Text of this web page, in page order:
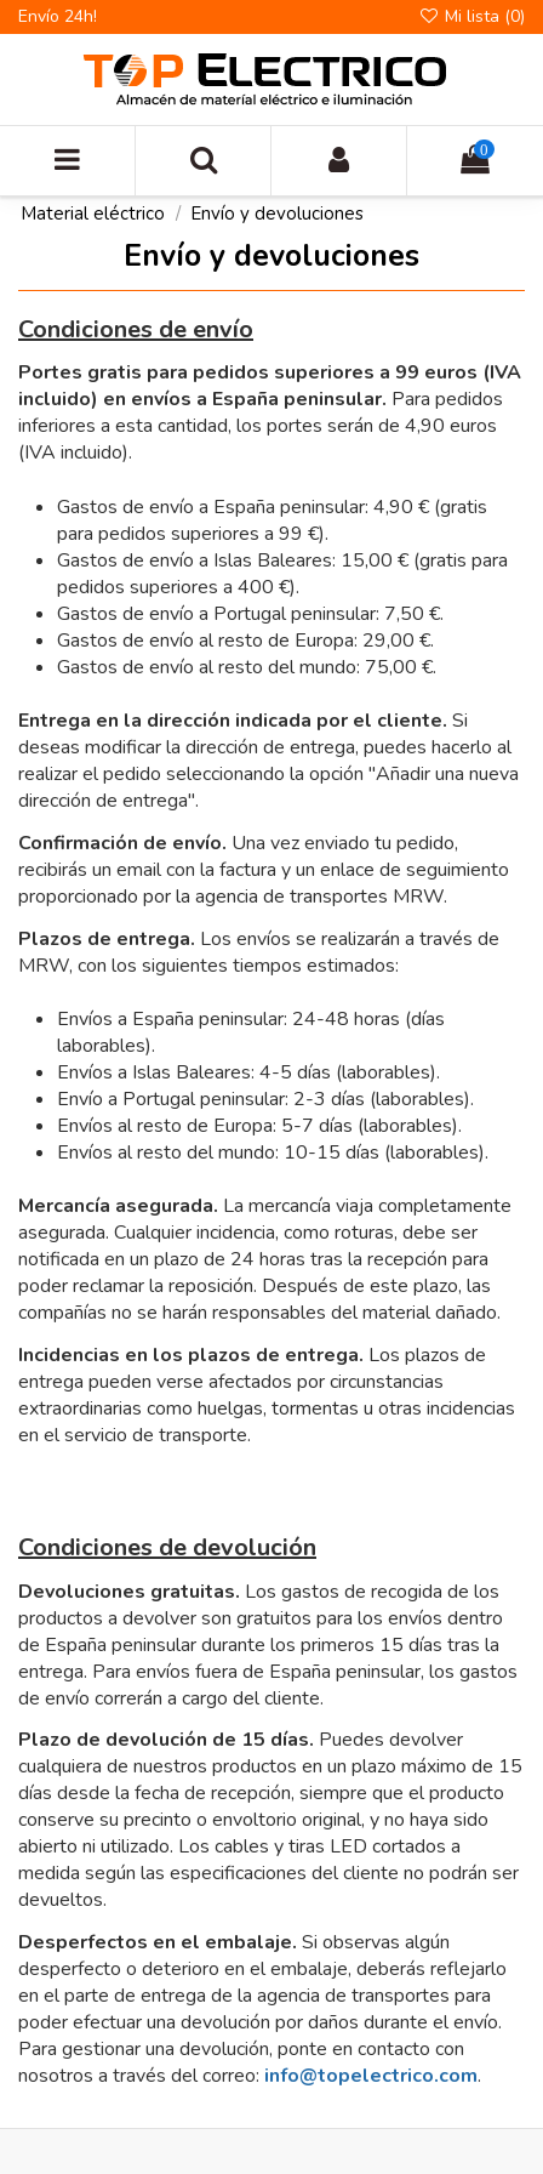
Envío 24h! Mi lista (0)
0
Material eléctrico Envío y devoluciones
Envío y devoluciones
Condiciones de envío
Portes gratis para pedidos superiores a 99 euros (IVA
incluido) en envíos a España peninsular. Para pedidos
inferiores a esta cantidad, los portes serán de 4,90 euros
(IVA incluido).
Gastos de envío a España peninsular: 4,90 € (gratis
para pedidos superiores a 99 €).
Gastos de envío a Islas Baleares: 15,00 € (gratis para
pedidos superiores a 400 €).
Gastos de envío a Portugal peninsular: 7,50 €.
Gastos de envío al resto de Europa: 29,00 €.
Gastos de envío al resto del mundo: 75,00 €.
Entrega en la dirección indicada por el cliente. Si
deseas modificar la dirección de entrega, puedes hacerlo al
realizar el pedido seleccionando la opción "Añadir una nueva
dirección de entrega".
Confirmación de envío. Una vez enviado tu pedido,
recibirás un email con la factura y un enlace de seguimiento
proporcionado por la agencia de transportes MRW.
Plazos de entrega. Los envíos se realizarán a través de
MRW, con los siguientes tiempos estimados:
Envíos a España peninsular: 24-48 horas (días
laborables).
Envíos a Islas Baleares: 4-5 días (laborables).
Envío a Portugal peninsular: 2-3 días (laborables).
Envíos al resto de Europa: 5-7 días (laborables).
Envíos al resto del mundo: 10-15 días (laborables).
Mercancía asegurada. La mercancía viaja completamente
asegurada. Cualquier incidencia, como roturas, debe ser
notificada en un plazo de 24 horas tras la recepción para
poder reclamar la reposición. Después de este plazo, las
compañías no se harán responsables del material dañado.
Incidencias en los plazos de entrega. Los plazos de
entrega pueden verse afectados por circunstancias
extraordinarias como huelgas, tormentas u otras incidencias
en el servicio de transporte.
Condiciones de devolución
Devoluciones gratuitas. Los gastos de recogida de los
productos a devolver son gratuitos para los envíos dentro
de España peninsular durante los primeros 15 días tras la
entrega. Para envíos fuera de España peninsular, los gastos
de envío correrán a cargo del cliente.
Plazo de devolución de 15 días. Puedes devolver
cualquiera de nuestros productos en un plazo máximo de 15
días desde la fecha de recepción, siempre que el producto
conserve su precinto o envoltorio original, y no haya sido
abierto ni utilizado. Los cables y tiras LED cortados a
medida según las especificaciones del cliente no podrán ser
devueltos.
Desperfectos en el embalaje. Si observas algún
desperfecto o deterioro en el embalaje, deberás reflejarlo
en el parte de entrega de la agencia de transportes para
poder efectuar una devolución por daños durante el envío.
Para gestionar una devolución, ponte en contacto con
nosotros a través del correo: info@topelectrico.com.